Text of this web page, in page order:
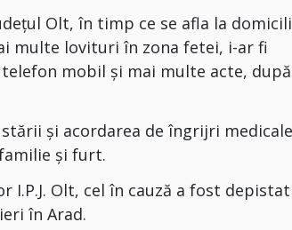
Olt, în timp ce se afla la
multe lovituri în zona fetei, i-ar fi
mobil și mai multe acte, după
și acordarea de îngrijri
și furt.
Olt, cel în cauză a fost
în Arad.